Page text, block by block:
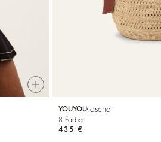
YOUYOUtasche
8 Farben
435 €